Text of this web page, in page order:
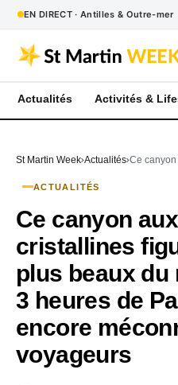
EN DIRECT · Antilles & Outre-mer
Actualités Activités &
St Martin Week Actualités Ce
ACTUALITÉS
Ce canyon
cristallines
plus beaux du
3 heures de
encore
voyageurs